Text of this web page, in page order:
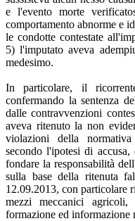
e l'evento morte
comportamento abnorme e
le condotte contestate
5) l'imputato aveva
medesimo.
In particolare, il
confermando la sentenza
dalle contravvenzioni
aveva ritenuto la non
violazioni della
secondo l'ipotesi di
fondare la responsabilità
sulla base della ritenuta
12.09.2013, con particolare
mezzi meccanici
formazione ed